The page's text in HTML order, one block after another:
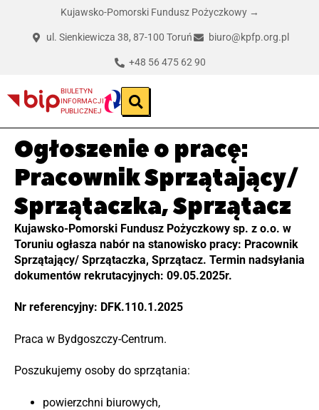
Kujawsko-Pomorski Fundusz Pożyczkowy →
ul. Sienkiewicza 38, 87-100 Toruń biuro@kpfp.org.pl
+48 56 475 62 90
BIULETYN
INFORMACJI
PUBLICZNEJ
Ogłoszenie o pracę:
Pracownik Sprzątający/
Sprzątaczka, Sprzątacz
Kujawsko-Pomorski Fundusz Pożyczkowy sp. z o.o. w
Toruniu ogłasza nabór na stanowisko pracy: Pracownik
Sprzątający/ Sprzątaczka, Sprzątacz. Termin nadsyłania
dokumentów rekrutacyjnych: 09.05.2025r.
Nr referencyjny: DFK.110.1.2025
Praca w Bydgoszczy-Centrum.
Poszukujemy osoby do sprzątania:
powierzchni biurowych,